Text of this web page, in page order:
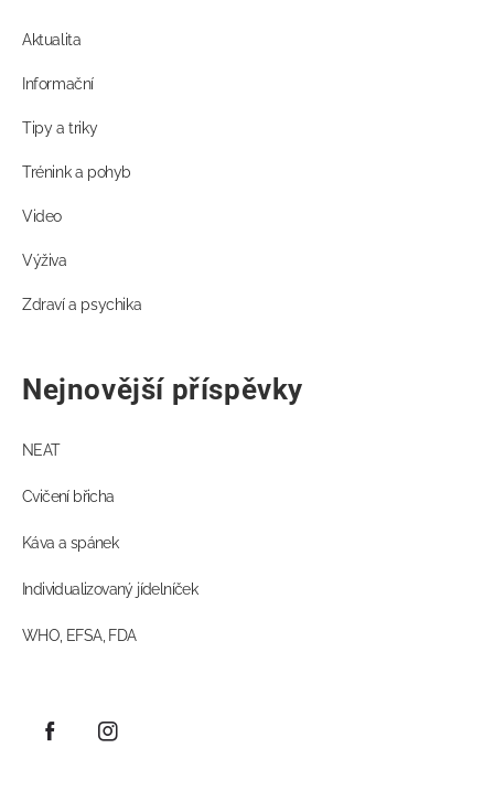
Aktualita
Informační
Tipy a triky
Trénink a pohyb
Video
Výživa
Zdraví a psychika
Nejnovější příspěvky
NEAT
Cvičení břicha
Káva a spánek
Individualizovaný jídelníček
WHO, EFSA, FDA